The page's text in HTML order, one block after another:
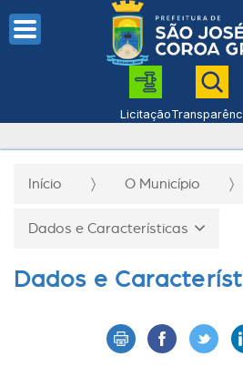
Licitação
Início O Município
Dados e Características
Dados e